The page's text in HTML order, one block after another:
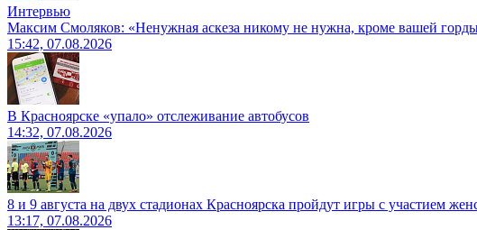
Интервью
Максим Смоляков: «Ненужная аскеза никому не нужна, кроме вашей
15:42, 07.08.2026
В Красноярске «упало» отслеживание автобусов
14:32, 07.08.2026
8 и 9 августа на двух стадионах Красноярска пройдут игры с участием
13:17, 07.08.2026